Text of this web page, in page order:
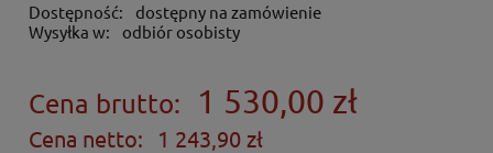
Dostępność:
dostępny na zamówienie
Wysyłka w:
odbiór osobisty
Cena brutto: 1 530,00 zł
Cena netto: 1 243,90 zł